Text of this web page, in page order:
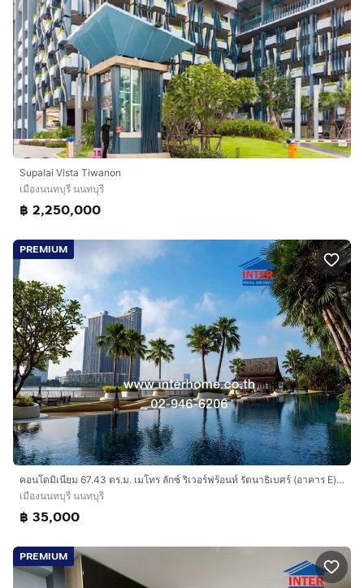
Supalai Vista Tiwanon
เมืองนนทบุรี นนทบุรี
฿ 2,250,000
PREMIUM
คอนโดมิเนียม 67.43 ตร.ม. เมโทร ลักซ์ ริเวอร์ฟร้อนท์ รัตนาธิเบศร์ (อาคาร E) ซอยไทรม้า7 ถนนรัตนาธิเบศร์ เมืองนนทบุรี นนทบุรี
เมืองนนทบุรี นนทบุรี
฿ 35,000
PREMIUM